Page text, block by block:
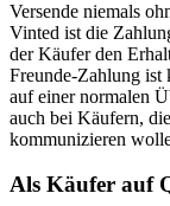
Versende niemals
Vinted ist die
der Käufer den
Freunde-Zahlung ist
auf einer normalen
auch bei Käufern,
kommunizieren
Als Käufer auf